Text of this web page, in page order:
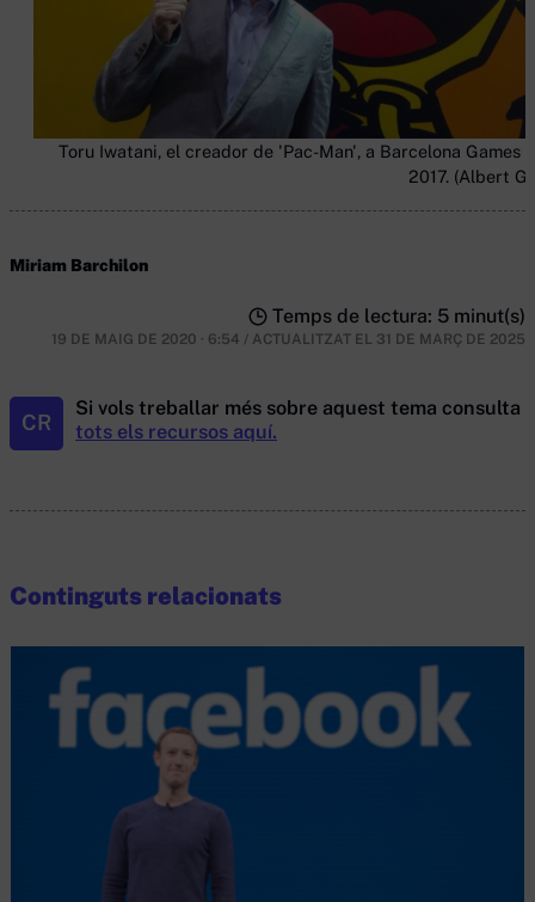
Toru Iwatani, el creador de 'Pac-Man', a Barcelona Games
2017. (Albert
Miriam Barchilon
Temps de lectura: 5 minut(s)
19 DE MAIG DE 2020 · 6:54 / ACTUALITZAT EL 31 DE MARÇ DE 2025
CR
Si vols treballar més sobre aquest tema consulta
tots els recursos aquí.
Continguts relacionats